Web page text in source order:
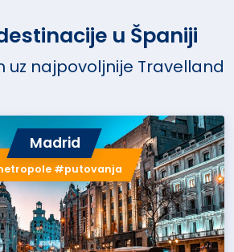
u Španiji
uz najpovoljnije Travelland
Madrid
#putovanja